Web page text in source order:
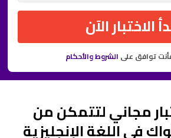
توافق على الشروط والأحكام
الاختبار الآن
مجاني لتتمكن من
في اللغة الإنجليزية